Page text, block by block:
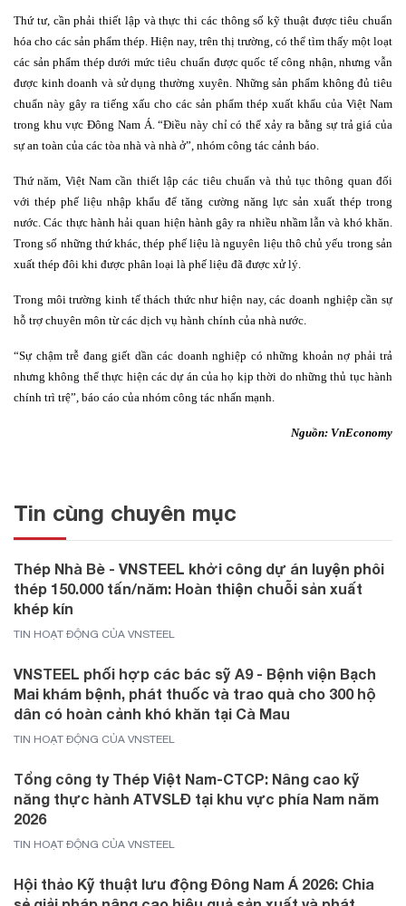
Thứ tư, cần phải thiết lập và thực thi các thông số kỹ thuật được tiêu chuẩn
hóa cho các sản phẩm thép. Hiện nay, trên thị trường, có thể tìm thấy một loạt
các sản phẩm thép dưới mức tiêu chuẩn được quốc tế công nhận, nhưng vẫn
được kinh doanh và sử dụng thường xuyên. Những sản phẩm không đủ tiêu
chuẩn này gây ra tiếng xấu cho các sản phẩm thép xuất khẩu của Việt Nam
trong khu vực Đông Nam Á. “Điều này chỉ có thể xảy ra bằng sự trả giá của
sự an toàn của các tòa nhà và nhà ở”, nhóm công tác cảnh báo.
Thứ năm, Việt Nam cần thiết lập các tiêu chuẩn và thủ tục thông quan đối
với thép phế liệu nhập khẩu để tăng cường năng lực sản xuất thép trong
nước. Các thực hành hải quan hiện hành gây ra nhiều nhầm lẫn và khó khăn.
Trong số những thứ khác, thép phế liệu là nguyên liệu thô chủ yếu trong sản
xuất thép đôi khi được phân loại là phế liệu đã được xử lý.
Trong môi trường kinh tế thách thức như hiện nay, các doanh nghiệp cần sự
hỗ trợ chuyên môn từ các dịch vụ hành chính của nhà nước.
“Sự chậm trễ đang giết dần các doanh nghiệp có những khoản nợ phải trả
nhưng không thể thực hiện các dự án của họ kịp thời do những thủ tục hành
chính trì trệ”, báo cáo của nhóm công tác nhấn mạnh.
Nguồn: VnEconomy
Tin cùng chuyên mục
Thép Nhà Bè - VNSTEEL khởi công dự án luyện phôi
thép 150.000 tấn/năm: Hoàn thiện chuỗi sản xuất
khép kín
TIN HOẠT ĐỘNG CỦA VNSTEEL
VNSTEEL phối hợp các bác sỹ A9 - Bệnh viện Bạch
Mai khám bệnh, phát thuốc và trao quà cho 300 hộ
dân có hoàn cảnh khó khăn tại Cà Mau
TIN HOẠT ĐỘNG CỦA VNSTEEL
Tổng công ty Thép Việt Nam-CTCP: Nâng cao kỹ
năng thực hành ATVSLĐ tại khu vực phía Nam năm
2026
TIN HOẠT ĐỘNG CỦA VNSTEEL
Hội thảo Kỹ thuật lưu động Đông Nam Á 2026: Chia